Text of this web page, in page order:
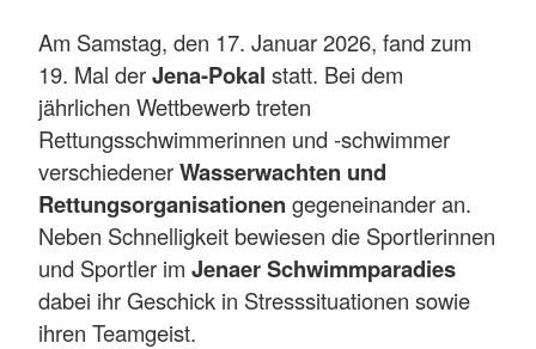
Am Samstag, den 17. Januar 2026, fand zum
19. Mal derJena-Pokal statt. Bei dem
jährlichen Wettbewerb treten
Rettungsschwimmerinnen und -schwimmer
verschiedenerWasserwachten und
Rettungsorganisationen gegeneinander an.
Neben Schnelligkeit bewiesen die Sportlerinnen
und Sportler im Jenaer Schwimmparadies
dabei ihr Geschick in Stresssituationen sowie
ihren Teamgeist.